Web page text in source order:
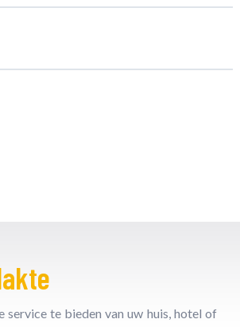
service te bieden van uw huis, hotel of